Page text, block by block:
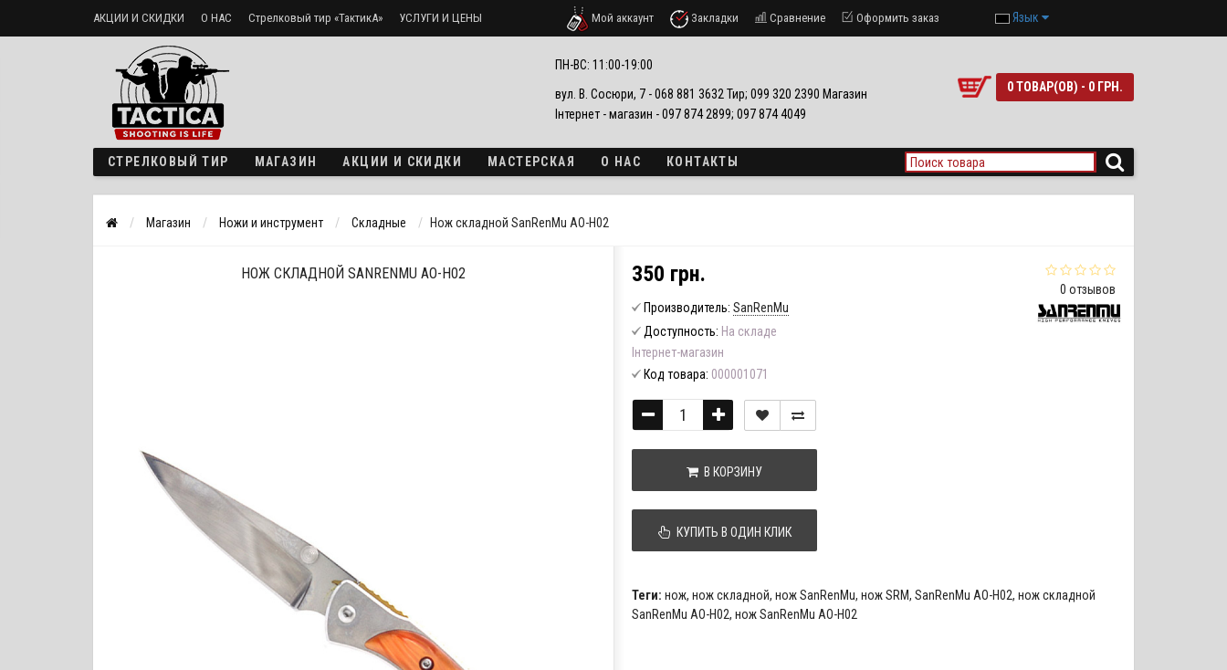
АКЦИИ И СКИДКИ О НАС Стрелковый тир «ТактикА» УСЛУГИ И ЦЕНЫ
Доставка и оплата
Мой аккаунт Закладки Сравнение Оформить заказ Язык
ПН-ВС: 11:00-19:00
вул. В. Сосюри, 7 - 068 881 3632 Тир; 099 320 2390 Магазин
Інтернет - магазин - 097 874 2899; 097 874 4049
0 ТОВАР(ОВ) - 0 ГРН.
СТРЕЛКОВЫЙ ТИР МАГАЗИН АКЦИИ И СКИДКИ МАСТЕРСКАЯ О НАС КОНТАКТЫ
Магазин Ножи и инструмент Складные Нож складной SanRenMu AO-H02
НОЖ СКЛАДНОЙ SANRENMU AO-H02
0 отзывов
350 грн.
Производитель: SanRenMu
Доступность: На складе
Інтернет-магазин
Код товара: 000001071
В КОРЗИНУ
КУПИТЬ В ОДИН КЛИК
Теги: нож, нож складной, нож SanRenMu, нож SRM, SanRenMu AO-H02, нож складной
SanRenMu AO-H02, нож SanRenMu AO-H02